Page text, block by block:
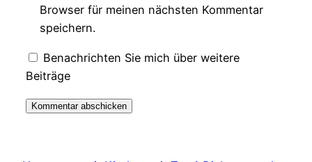
Browser für meinen nächsten Kommentar
speichern.
Benachrichten Sie mich über weitere
Beiträge